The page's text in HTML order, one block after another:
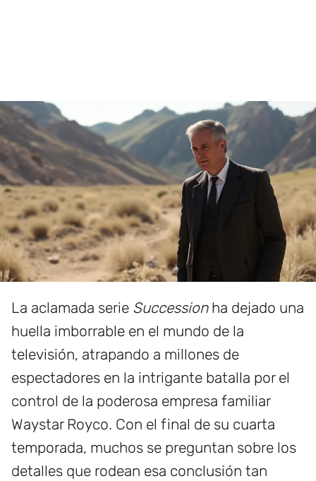
La aclamada serie Successionha dejado una
huella imborrable en el mundo de la
televisión, atrapando a millones de
espectadores en la intrigante batalla por el
control de la poderosa empresa familiar
Waystar Royco. Con el final de su cuarta
temporada, muchos se preguntan sobre los
detalles que rodean esa conclusión tan